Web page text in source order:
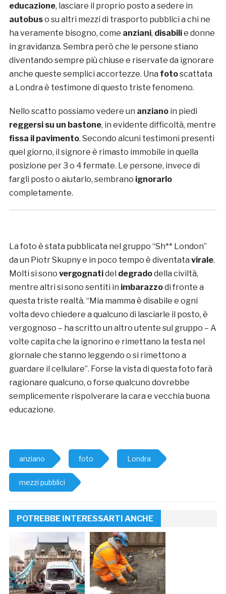
educazione, lasciare il proprio posto a sedere in
autobuso su altri mezzi di trasporto pubblici a chi ne
ha veramente bisogno, come anziani, disabilie donne
in gravidanza. Sembra però che le persone stiano
diventando sempre più chiuse e riservate da ignorare
anche queste semplici accortezze. Una fotoscattata
a Londra è testimone di questo triste fenomeno.
Nello scatto possiamo vedere un anzianoin piedi
reggersi su un bastone, in evidente difficoltà, mentre
fissa il pavimento. Secondo alcuni testimoni presenti
quel giorno, il signore è rimasto immobile in quella
posizione per 3 o 4 fermate. Le persone, invece di
fargli posto o aiutarlo, sembrano ignorarlo
completamente.
La foto è stata pubblicata nel gruppo “Sh** London”
da un Piotr Skupny e in poco tempo è diventata virale.
Molti si sono vergognatidel degradodella civiltà,
mentre altri si sono sentiti in imbarazzodi fronte a
questa triste realtà. “Mia mamma è disabile e ogni
volta devo chiedere a qualcuno di lasciarle il posto, è
vergognoso – ha scritto un altro utente sul gruppo – A
volte capita che la ignorino e rimettano la testa nel
giornale che stanno leggendo o si rimettono a
guardare il cellulare”. Forse la vista di questa foto farà
ragionare qualcuno, o forse qualcuno dovrebbe
semplicemente rispolverare la cara e vecchia buona
educazione.
anziano foto Londra
mezzi pubblici
POTREBBE INTERESSARTI ANCHE